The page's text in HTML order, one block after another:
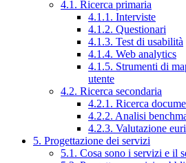
4.1. Ricerca primaria
4.1.1. Interviste
4.1.2. Questionari
4.1.3. Test di usabilità
4.1.4. Web analytics
4.1.5. Strumenti di
utente
4.2. Ricerca secondaria
4.2.1. Ricerca
4.2.2. Analisi
4.2.3. Valutazione
5. Progettazione dei servizi
5.1. Cosa sono i servizi e il